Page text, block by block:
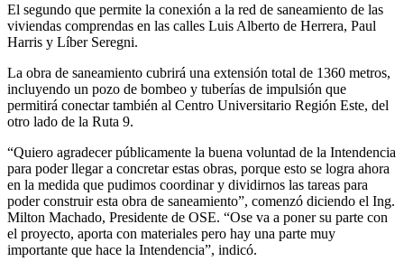
El segundo que permite la conexión a la red de saneamiento de las
viviendas comprendas en las calles Luis Alberto de Herrera, Paul
Harris y Líber Seregni.
La obra de saneamiento cubrirá una extensión total de 1360 metros,
incluyendo un pozo de bombeo y tuberías de impulsión que
permitirá conectar también al Centro Universitario Región Este, del
otro lado de la Ruta 9.
“Quiero agradecer públicamente la buena voluntad de la Intendencia
para poder llegar a concretar estas obras, porque esto se logra ahora
en la medida que pudimos coordinar y dividirnos las tareas para
poder construir esta obra de saneamiento”, comenzó diciendo el Ing.
Milton Machado, Presidente de OSE. “Ose va a poner su parte con
el proyecto, aporta con materiales pero hay una parte muy
importante que hace la Intendencia”, indicó.